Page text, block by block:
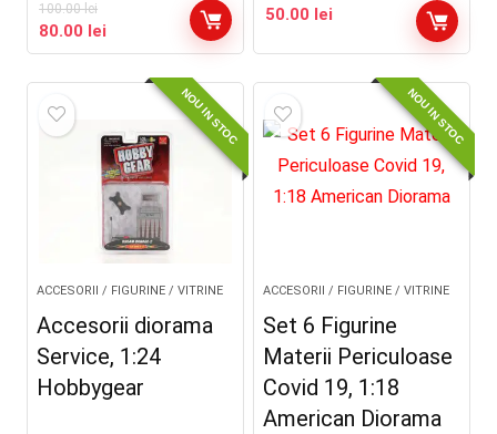
100.00lei
Prețul
inițial
100.00 lei.
80.00 lei
curent
80.00 lei.
50.00 lei
NOU IN STOC
ACCESORII / FIGURINE / VITRINE
Accesorii diorama
Service, 1:24
Hobbygear
NOU IN STOC
ACCESORII / FIGURINE / VITRINE
Set 6 Figurine
Materii Periculoase
Covid 19, 1:18
American Diorama